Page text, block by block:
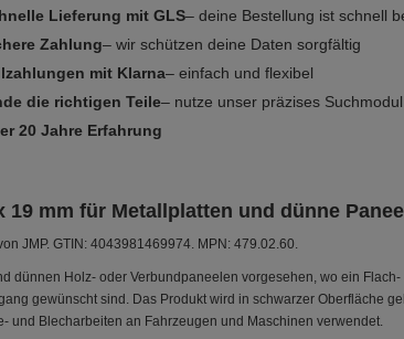
Lieferung mit GLS– deine Bestellung ist schnell
Zahlung– wir schützen deine Daten sorgfältig
mit Klarna– einfach und flexibel
die richtigen Teile– nutze unser präzises Suchmodul
20 Jahre Erfahrung
mm für Metallplatten und dünne
JMP. GTIN: 4043981469974. MPN: 479.02.60.
dünnen Holz- oder Verbundpaneelen vorgesehen, wo ein
gewünscht sind. Das Produkt wird in schwarzer Oberfläche
und Blecharbeiten an Fahrzeugen und Maschinen verwendet.